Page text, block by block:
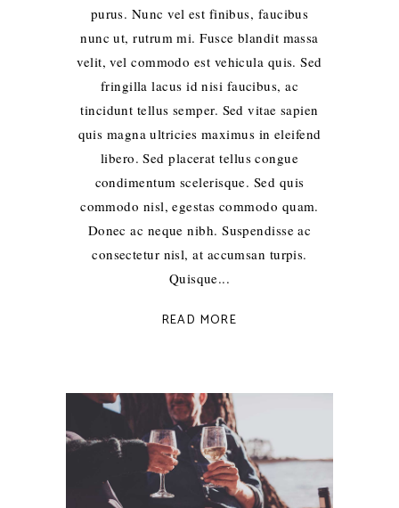
purus. Nunc vel est finibus, faucibus
nunc ut, rutrum mi. Fusce blandit massa
velit, vel commodo est vehicula quis. Sed
fringilla lacus id nisi faucibus, ac
tincidunt tellus semper. Sed vitae sapien
quis magna ultricies maximus in eleifend
libero. Sed placerat tellus congue
condimentum scelerisque. Sed quis
commodo nisl, egestas commodo quam.
Donec ac neque nibh. Suspendisse ac
consectetur nisl, at accumsan turpis.
Quisque
READ MORE